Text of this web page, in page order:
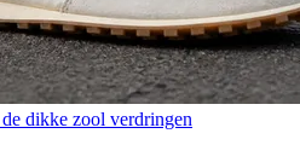
dikke zool verdringen